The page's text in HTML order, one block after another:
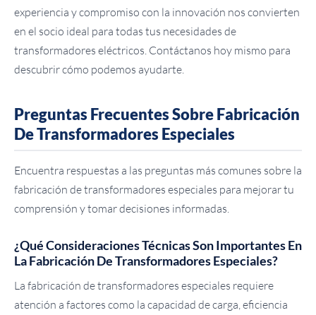
experiencia y compromiso con la innovación nos convierten
en el socio ideal para todas tus necesidades de
transformadores eléctricos. Contáctanos hoy mismo para
descubrir cómo podemos ayudarte.
Preguntas Frecuentes Sobre Fabricación
De Transformadores Especiales
Encuentra respuestas a las preguntas más comunes sobre la
fabricación de transformadores especiales para mejorar tu
comprensión y tomar decisiones informadas.
¿Qué Consideraciones Técnicas Son Importantes En
La Fabricación De Transformadores Especiales?
La fabricación de transformadores especiales requiere
atención a factores como la capacidad de carga, eficiencia